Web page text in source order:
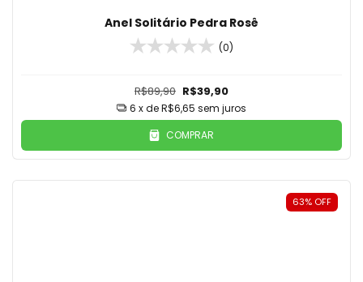
Anel Solitário Pedra Rosê
(0)
R$89,90 R$39,90
6 x deR$6,65 sem juros
COMPRAR
63% OFF